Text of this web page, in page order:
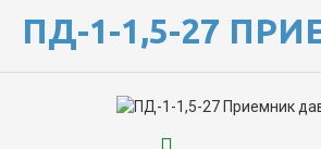
ПД-1-1,5-27